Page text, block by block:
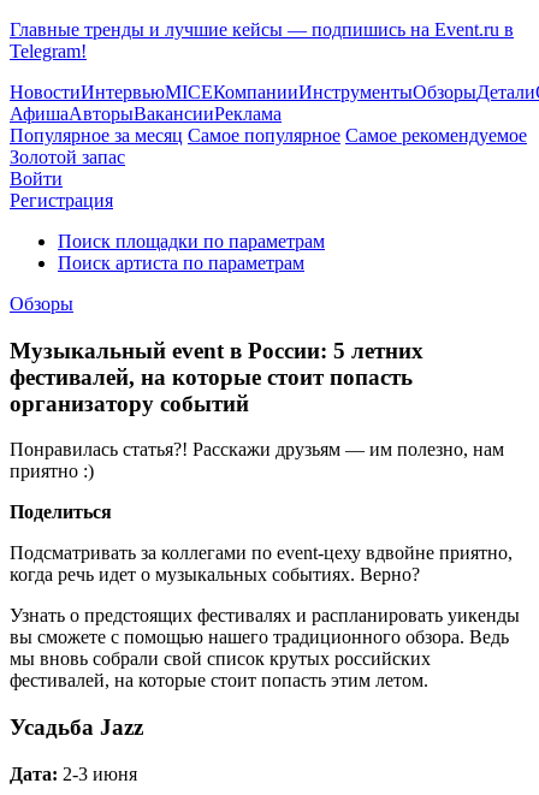
Главные тренды и лучшие кейсы — подпишись на Event.ru в
Telegram!
НовостиИнтервьюMICEКомпанииИнструментыОбзорыДетали
АфишаАвторыВакансииРеклама
Популярное за месяц Самое популярное Самое рекомендуемое
Золотой запас
Войти
Регистрация
Поиск площадки по параметрам
Поиск артиста по параметрам
Обзоры
Музыкальный event в России: 5 летних
фестивалей, на которые стоит попасть
организатору событий
Понравилась статья?! Расскажи друзьям — им полезно, нам
приятно :)
Поделиться
Подсматривать за коллегами по event-цеху вдвойне приятно,
когда речь идет о музыкальных событиях. Верно?
Узнать о предстоящих фестивалях и распланировать уикенды
вы сможете с помощью нашего традиционного обзора. Ведь
мы вновь собрали свой список крутых российских
фестивалей, на которые стоит попасть этим летом.
Усадьба Jazz
Дата: 2-3 июня